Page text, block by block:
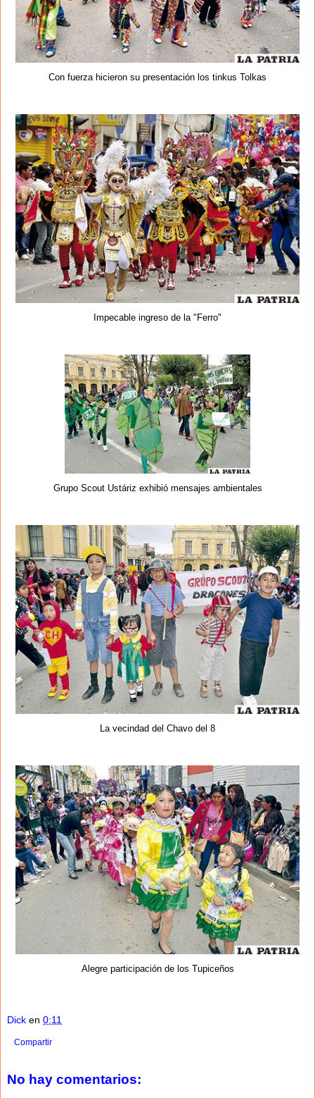
Con fuerza hicieron su presentación los tinkus Tolkas
Impecable ingreso de la "Ferro"
Grupo Scout Ustáriz exhibió mensajes ambientales
La vecindad del Chavo del 8
Alegre participación de los Tupiceños
Dick en 0:11
Compartir
No hay comentarios: